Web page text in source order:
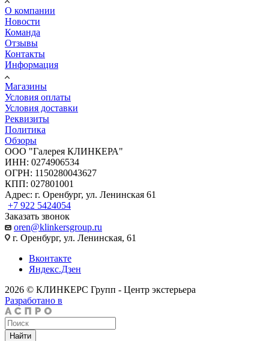
О компании
Новости
Команда
Отзывы
Контакты
Информация
Магазины
Условия оплаты
Условия доставки
Реквизиты
Политика
Обзоры
ООО "Галерея КЛИНКЕРА"
ИНН: 0274906534
ОГРН: 1150280043627
КПП: 027801001
Адрес: г. Оренбург, ул. Ленинская 61
+7 922 5424054
Заказать звонок
oren@klinkersgroup.ru
г. Оренбург, ул. Ленинская, 61
Вконтакте
Яндекс.Дзен
2026 © КЛИНКЕРС Групп - Центр экстерьера
Разработано в
Найти